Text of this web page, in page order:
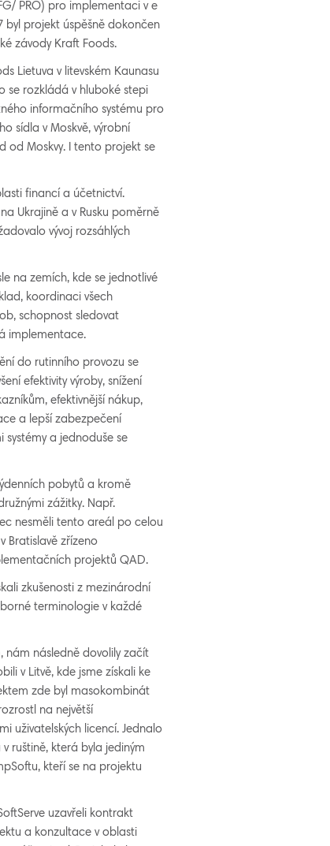
PRO) pro implementaci v e
byl projekt úspěšně dokončen
závody Kraft Foods.
Lietuva v litevském Kaunasu
se rozkládá v hluboké stepi
informačního systému pro
sídla v Moskvě, výrobní
od Moskvy. I tento projekt se
financí a účetnictví.
Ukrajině a v Rusku poměrně
vývoj rozsáhlých
na zemích, kde se jednotlivé
koordinaci všech
schopnost sledovat
implementace.
do rutinního provozu se
efektivity výroby, snížení
efektivnější nákup,
a lepší zabezpečení
a jednoduše se
pobytů a kromě
zážitky. Např.
nesměli tento areál po celou
Bratislavě zřízeno
projektů QAD.
zkušenosti z mezinárodní
terminologie v každé
nám následně dovolily začít
v Litvě, kde jsme získali ke
zde byl masokombinát
na největší
uživatelských licencí. Jednalo
ruštině, která byla jediným
kteří se na projektu
uzavřeli kontrakt
a konzultace v oblasti